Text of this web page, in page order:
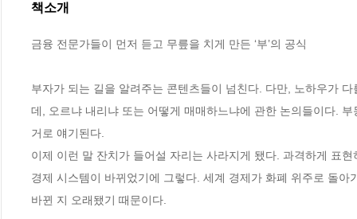
책소개
금융 전문가들이 먼저 듣고 무릎을 치게 만든 ‘부’의 공식
부자가 되는 길을 알려주는 콘텐츠들이 넘친다. 다만, 노하우가
데, 오르냐 내리냐 또는 어떻게 매매하느냐에 관한 논의들이다.
거로 얘기된다.
이제 이런 말 잔치가 들어설 자리는 사라지게 됐다. 과격하게 표
경제 시스템이 바뀌었기에 그렇다. 세계 경제가 화폐 위주로 돌
바뀐 지 오래됐기 때문이다.